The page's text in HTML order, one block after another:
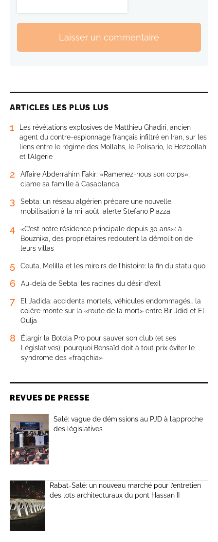
Laisser un commentaire
ARTICLES LES PLUS LUS
1
Les révélations explosives de Matthieu Ghadiri, ancien
agent du contre-espionnage français infiltré en Iran, sur les
liens entre le régime des Mollahs, le Polisario, le Hezbollah
et l’Algérie
2
Affaire Abderrahim Fakir: «Ramenez-nous son corps»,
clame sa famille à Casablanca
3
Sebta: un réseau algérien prépare une nouvelle
mobilisation à la mi-août, alerte Stefano Piazza
4
«C’est notre résidence principale depuis 30 ans»: à
Bouznika, des propriétaires redoutent la démolition de
leurs villas
5 Ceuta, Melilla et les miroirs de l’histoire: la fin du statu quo
6 Au-delà de Sebta: les racines du désir d’exil
7
El Jadida: accidents mortels, véhicules endommagés… la
colère monte sur la «route de la mort» entre Bir Jdid et El
Oulja
8
Élargir la Botola Pro pour sauver son club (et ses
Législatives): pourquoi Bensaïd doit à tout prix éviter le
syndrome des «fraqchia»
REVUES DE PRESSE
Salé: vague de démissions au PJD à l’approche
des législatives
Rabat-Salé: un nouveau marché pour l’entretien
des lots architecturaux du pont Hassan II